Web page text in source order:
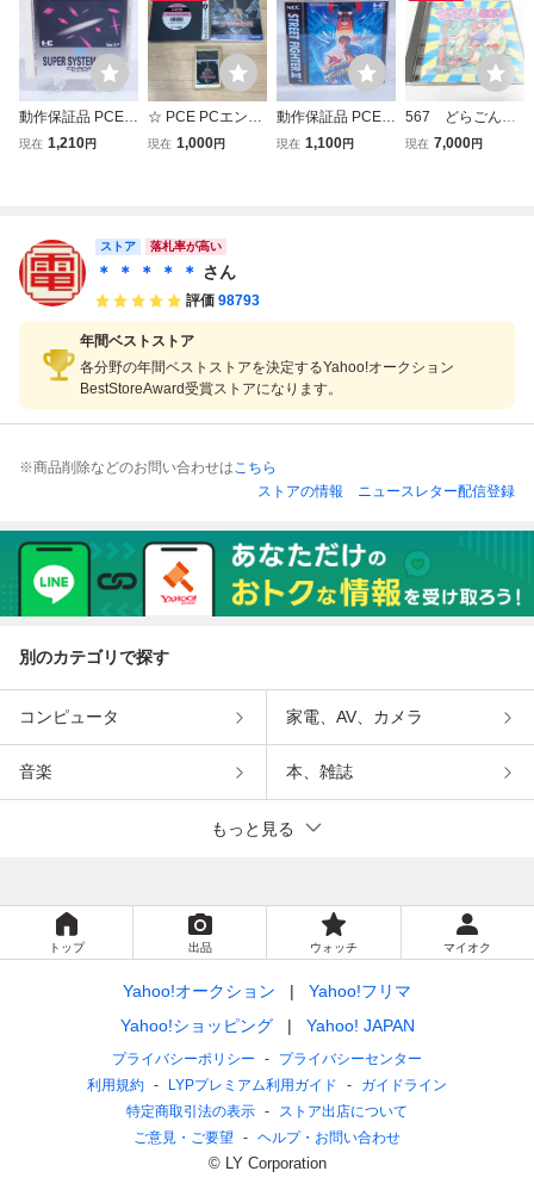
動作保証品 PCE P
Cエンジン CD-RO
箱説付【PP
現在 1,210円
☆ PCE PCエンジ
ン Huカード ガイ
現在 1,000円
動作保証品 PCE P
Cエンジン Huカー
現在 1,100円
567 どらごんEG
G! NCS91003
現在 7,000円
ストア 落札率が高い
＊ ＊ ＊ ＊ ＊ さん
評価 98793
年間ベストストア
各分野の年間ベストストアを決定するYahoo!オークション
BestStoreAward受賞ストアになります。
※商品削除などのお問い合わせはこちら
ストアの情報
ニュースレター配信登録
別のカテゴリで探す
コンピュータ 家電、AV、カメラ
音楽 本、雑誌
もっと見る
トップ 出品 ウォッチ マイオク
Yahoo!オークション
Yahoo!フリマ
Yahoo!ショッピング
Yahoo! JAPAN
プライバシーポリシー
プライバシーセンター
利用規約
LYPプレミアム利用ガイド
ガイドライン
特定商取引法の表示
ストア出店について
ご意見・ご要望
ヘルプ・お問い合わせ
© LY Corporation